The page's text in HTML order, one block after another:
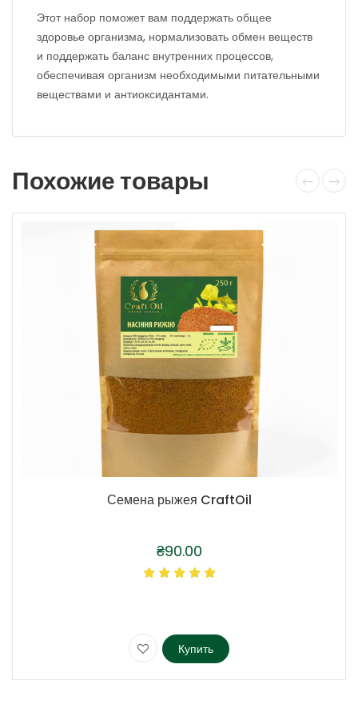
Этот набор поможет вам поддержать общее
здоровье организма, нормализовать обмен веществ
и поддержать баланс внутренних процессов,
обеспечивая организм необходимыми питательными
веществами и антиоксидантами.
Похожие товары
Семена рыжея CraftOil
₴90.00
Купить